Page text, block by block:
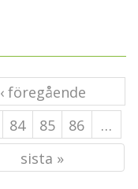
‹ föregående
84 85 86
…
sista »